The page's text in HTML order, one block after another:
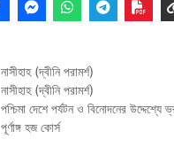
Categories
নাসীহাহ (দ্বীনি পরামর্শ)
Tags
নাসীহাহ (দ্বীনি পরামর্শ)
পশ্চিমা দেশে পর্যটন ও বিনোদনের উদ্দেশ্যে
পূর্ণাঙ্গ হজ কোর্স